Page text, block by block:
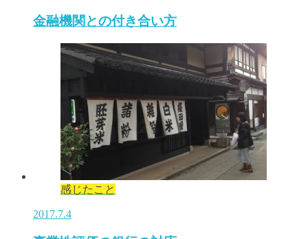
金融機関との付き合い方
感じたこと
2017.7.4